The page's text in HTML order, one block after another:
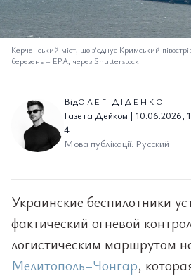
Керченський міст, що з’єднує Кримський
березень– EPA, через Shutterstock
ВідОЛЕГ ДІДЕНКО
Газета Дейком |
4
Мова публікації: Русский
Украинские беспилотники
фактический огневой
логистическим маршрутом
Мелитополь–Чонгар,